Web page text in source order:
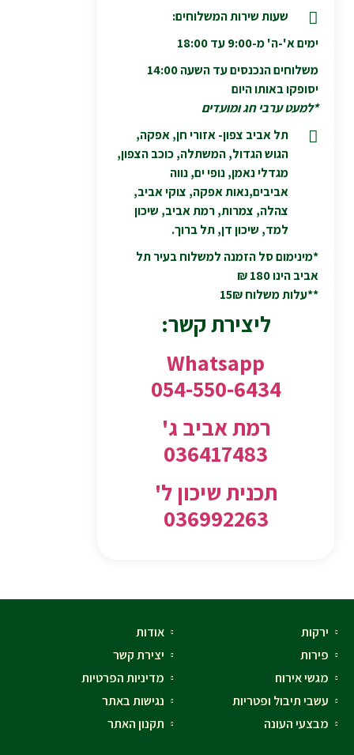
שעות שירות המשלוחים:
ימים א'-ה' מ-9:00 עד 18:00
משלוחים הנכנסים עד השעה 14:00
יסופקו באותו היום
*למעט ערבי חג ומועדים
תל אביב צפון- אזורי חן, אפקה,
הגוש הגדול, המשתלה, כוכב הצפון,
מגדלי נאמן, נופי ים, נווה
אביבים,נאות אפקה, צוקי אביב,
צהלה, צמרות, רמת אביב, שיכון
למד, שיכון דן, תל ברוך.
*מינימום סל הזמנה למשלוח בעיר תל
אביב הינו 180 ₪
**עלות משלוח 15₪
ליצירת קשר:
Whatsapp
054-550-6434
רמת אביב ג'
036417483
תכנית שיכון ל'
036992263
ירקות
פירות
מגשי אירוח
עשבי תיבול ופטריות
מבצעי העונה
אודות
יצירת קשר
מדיניות הפרטיות
נגישות באתר
תקנון האתר